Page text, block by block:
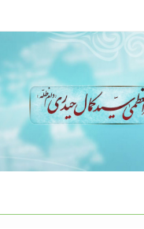
برگه نمونه بلاگ پرداخت